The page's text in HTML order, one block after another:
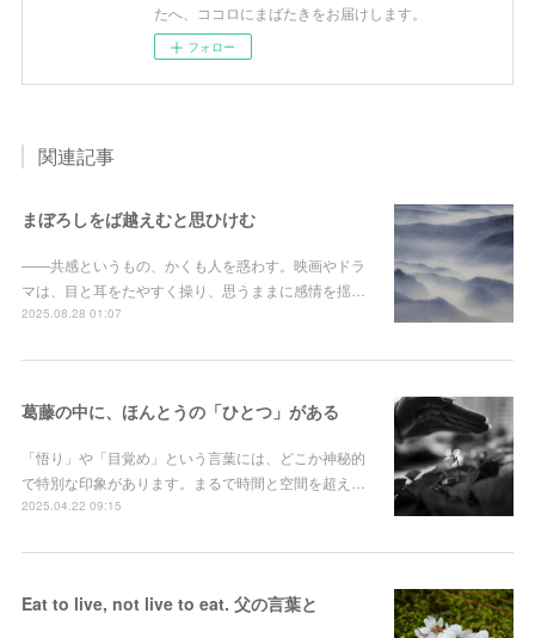
たへ、ココロにまばたきをお届けします。
フォロー
関連記事
まぼろしをば越えむと思ひけむ
――共感というもの、かくも人を惑わす。映画やドラ
マは、目と耳をたやすく操り、思うままに感情を揺…
2025.08.28 01:07
葛藤の中に、ほんとうの「ひとつ」がある
「悟り」や「目覚め」という言葉には、どこか神秘的
で特別な印象があります。まるで時間と空間を超え…
2025.04.22 09:15
Eat to live, not live to eat. 父の言葉と